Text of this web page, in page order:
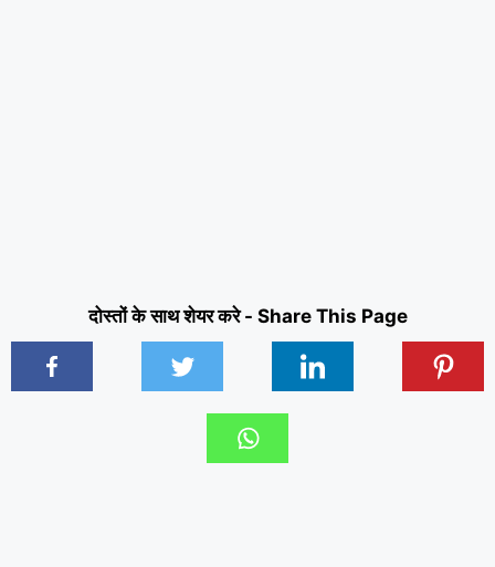
दोस्तों के साथ शेयर करे - Share This Page